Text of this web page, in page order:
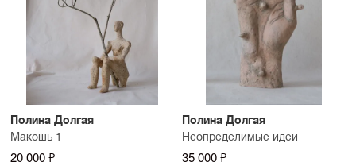
Полина Долгая
Макошь 1
20 000 ₽
Полина Долгая
Неопределимые идеи
35 000 ₽